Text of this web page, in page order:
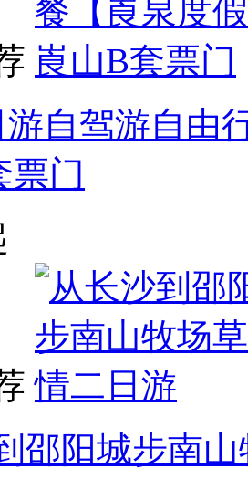
游自驾游自由
票门
邵阳城步南